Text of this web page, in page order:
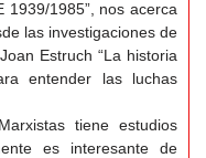
1939/1985”, nos acerca
las investigaciones de
Estruch “La historia
entender las luchas
tiene estudios
es interesante de